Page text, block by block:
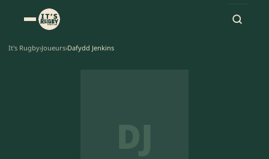
It's Rugby›Joueurs›Dafydd Jenkins
DJ